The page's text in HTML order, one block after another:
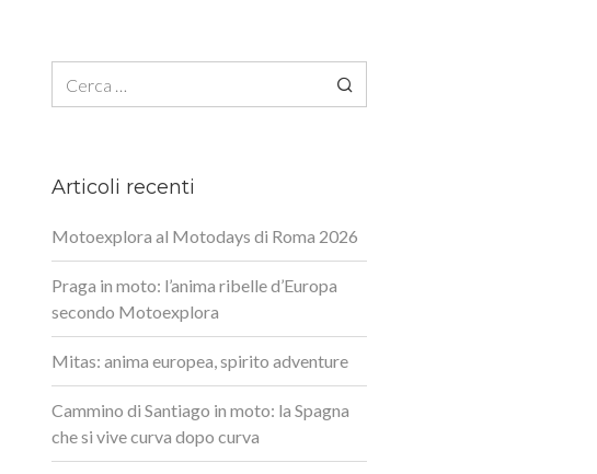
Articoli recenti
Motoexplora al Motodays di Roma 2026
Praga in moto: l’anima ribelle d’Europa
secondo Motoexplora
Mitas: anima europea, spirito adventure
Cammino di Santiago in moto: la Spagna
che si vive curva dopo curva